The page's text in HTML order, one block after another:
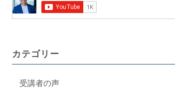
カテゴリー
受講者の声